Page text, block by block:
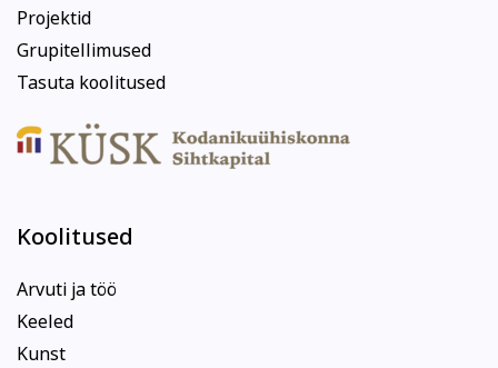
Projektid
Grupitellimused
Tasuta koolitused
Koolitused
Arvuti ja töö
Keeled
Kunst